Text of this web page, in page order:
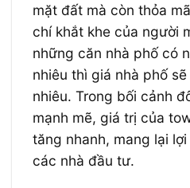
mặt đất mà còn thỏa
chí khắt khe của người
những căn nhà phố có
nhiêu thì giá nhà phố
nhiêu. Trong bối cảnh
mạnh mẽ, giá trị của
tăng nhanh, mang lại lợi
các nhà đầu tư.